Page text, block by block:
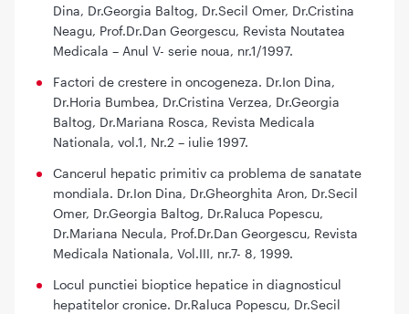
Dina, Dr.Georgia Baltog, Dr.Secil Omer, Dr.Cristina
Neagu, Prof.Dr.Dan Georgescu, Revista Noutatea
Medicala – Anul V- serie noua, nr.1/1997.
Factori de crestere in oncogeneza. Dr.Ion Dina,
Dr.Horia Bumbea, Dr.Cristina Verzea, Dr.Georgia
Baltog, Dr.Mariana Rosca, Revista Medicala
Nationala, vol.1, Nr.2 – iulie 1997.
Cancerul hepatic primitiv ca problema de sanatate
mondiala. Dr.Ion Dina, Dr.Gheorghita Aron, Dr.Secil
Omer, Dr.Georgia Baltog, Dr.Raluca Popescu,
Dr.Mariana Necula, Prof.Dr.Dan Georgescu, Revista
Medicala Nationala, Vol.III, nr.7- 8, 1999.
Locul punctiei bioptice hepatice in diagnosticul
hepatitelor cronice. Dr.Raluca Popescu, Dr.Secil